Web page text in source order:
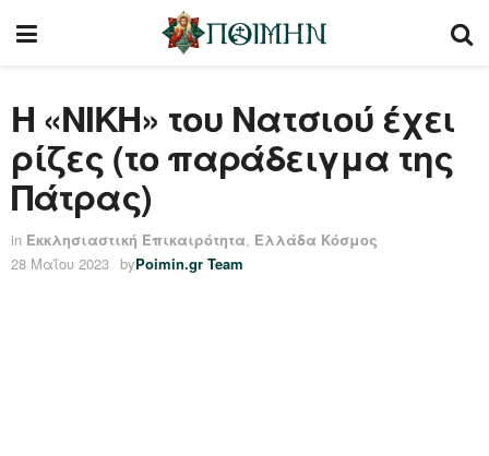
Η «ΝΙΚΗ» του Νατσιού έχει
ρίζες (το παράδειγμα της
Πάτρας)
in Εκκλησιαστική Επικαιρότητα, Ελλάδα Κόσμος
28 Μαΐου 2023 byPoimin.gr Team